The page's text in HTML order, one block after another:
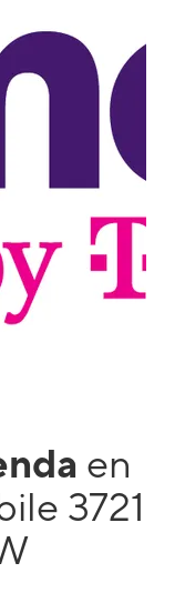
en
3721